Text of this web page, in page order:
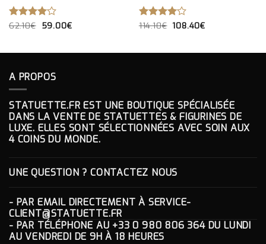
NOTE
62.10€ LE
62.10€.
59.00€LE
59.00€.
NOTE
114.10€ LE
114.10€.
108.40€LE
108.40€.
A PROPOS
STATUETTE.FR EST UNE BOUTIQUE SPÉCIALISÉE
DANS LA VENTE DE STATUETTES & FIGURINES DE
LUXE. ELLES SONT SÉLECTIONNÉES AVEC SOIN AUX
4 COINS DU MONDE.
UNE QUESTION ? CONTACTEZ NOUS
- PAR EMAIL DIRECTEMENT À SERVICE-
CLIENT@STATUETTE.FR
- PAR TÉLÉPHONE AU +33 0 980 806 364DU LUNDI
AU VENDREDI DE 9H À 18 HEURES